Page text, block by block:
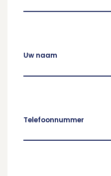
Uw naam
Telefoonnummer